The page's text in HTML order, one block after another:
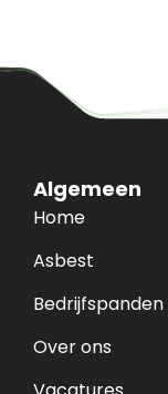
Algemeen
Home
Asbest
Bedrijfspanden
Over ons